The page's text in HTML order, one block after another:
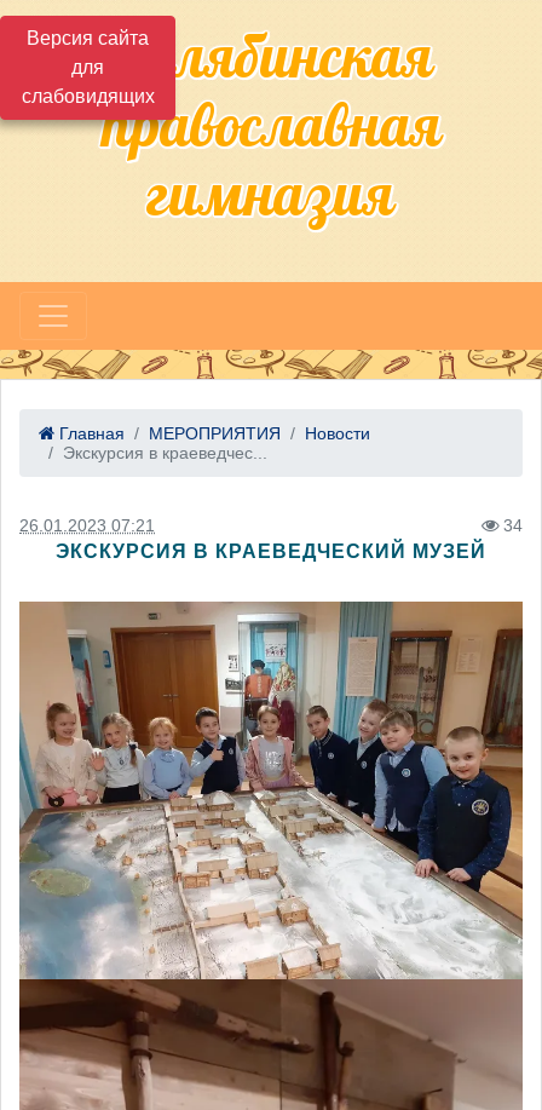
Версия сайта
для
слабовидящихЧелябинская
православная
гимназия
Главная МЕРОПРИЯТИЯ
Новости
Экскурсия в краеведчес...
26.01.2023 07:21 34
ЭКСКУРСИЯ В КРАЕВЕДЧЕСКИЙ МУЗЕЙ